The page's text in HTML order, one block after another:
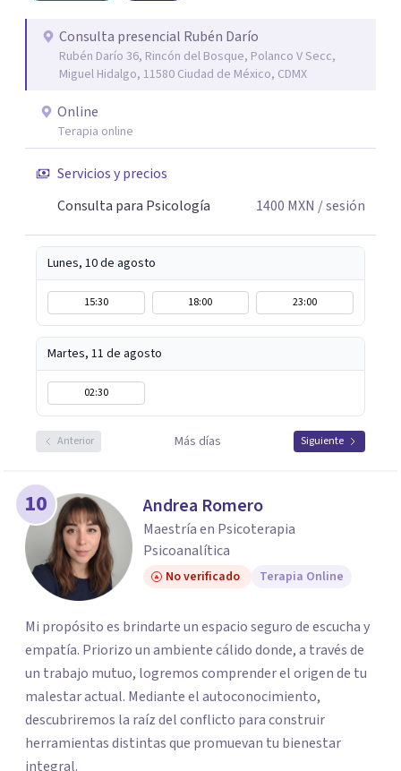
motivo la vida te esta poniendo retos difíciles estoy aquí
para acompañarte y buscar las mejores soluciones. Si
estas sufriendo puedo ayudarte a aminorarlo y resolverlo
a través del trabajo conjunto de recordar, reacomodar,
resignificar y elaborar, para que puedas sentirte mejor,
ser mas productivo y en general tener una vida más feliz.
Mi lema es: PUEDES ESTAR MEJOR.
Consulta presencial Rubén Darío
Rubén Darío 36, Rincón del Bosque, Polanco V Secc,
Miguel Hidalgo, 11580 Ciudad de México, CDMX
Online
Terapia online
Servicios y precios
Consulta para Psicología
1400 MXN / sesión
Lunes, 10 de agosto
15:30 18:00 23:00
Martes, 11 de agosto
02:30
Anterior Más días Siguiente
10 Andrea Romero
Maestría en Psicoterapia
Psicoanalítica
No verificado Terapia Online
Mi propósito es brindarte un espacio seguro de escucha y
empatía. Priorizo un ambiente cálido donde, a través de
un trabajo mutuo, logremos comprender el origen de tu
malestar actual. Mediante el autoconocimiento,
descubriremos la raíz del conflicto para construir
herramientas distintas que promuevan tu bienestar
integral.